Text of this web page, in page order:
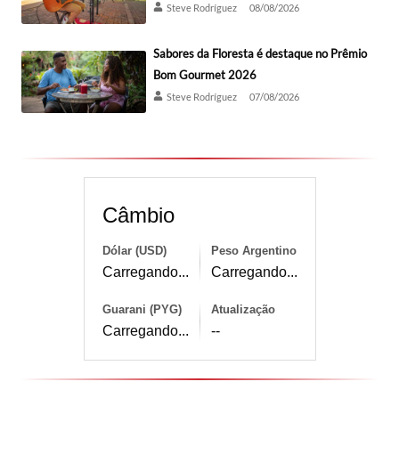
Steve Rodríguez 08/08/2026
Sabores da Floresta é destaque no Prêmio
Bom Gourmet 2026
Steve Rodríguez 07/08/2026
Câmbio
Dólar (USD)
Carregando...
Peso Argentino
Carregando...
Guarani (PYG)
Carregando...
Atualização
--